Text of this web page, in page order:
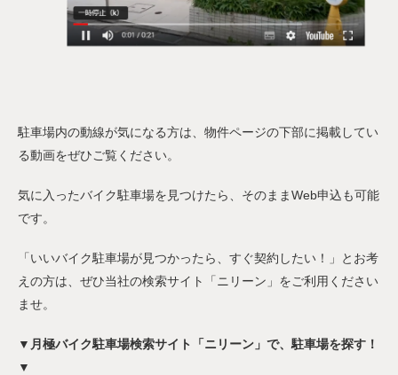
駐車場内の動線が気になる方は、物件ページの下部に掲載してい
る動画をぜひご覧ください。
気に入ったバイク駐車場を見つけたら、そのままWeb申込も可能
です。
「いいバイク駐車場が見つかったら、すぐ契約したい！」とお考
えの方は、ぜひ当社の検索サイト「ニリーン」をご利用ください
ませ。
▼月極バイク駐車場検索サイト「ニリーン」で、駐車場を探す！
▼